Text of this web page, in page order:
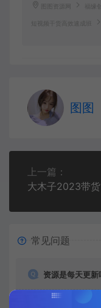
图图资源网 福缘
短视频干货高效速成班
图图
上一篇：
常见问题
资源是每天更新